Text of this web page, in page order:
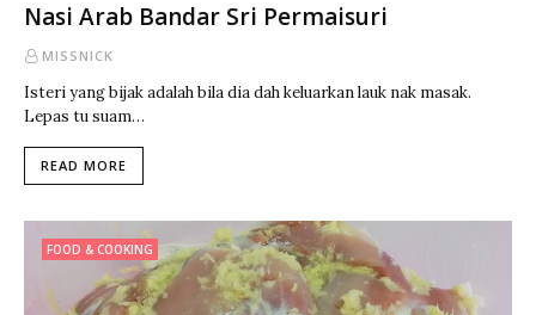
Nasi Arab Bandar Sri Permaisuri
MISSNICK
Isteri yang bijak adalah bila dia dah keluarkan lauk nak masak.
Lepas tu suam…
READ MORE
FOOD & COOKING